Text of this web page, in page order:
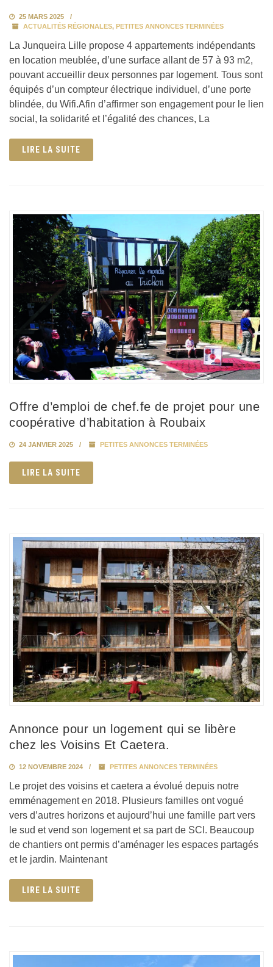
25 MARS 2025
ACTUALITÉS RÉGIONALES, PETITES ANNONCES TERMINÉES
La Junqueira Lille propose 4 appartements indépendants
en location meublée, d’une surface allant de 57 à 93 m2,
pouvant accueillir deux personnes par logement. Tous sont
équipés d’un compteur électrique individuel, d’une porte
blindée, du Wifi.Afin d’affirmer son engagement pour le lien
social, la solidarité et l’égalité des chances, La
LIRE LA SUITE
Offre d’emploi de chef.fe de projet pour une
coopérative d’habitation à Roubaix
24 JANVIER 2025 PETITES ANNONCES TERMINÉES
LIRE LA SUITE
Annonce pour un logement qui se libère
chez les Voisins Et Caetera.
12 NOVEMBRE 2024 PETITES ANNONCES TERMINÉES
Le projet des voisins et caetera a évolué depuis notre
emménagement en 2018. Plusieurs familles ont vogué
vers d’autres horizons et aujourd’hui une famille part vers
le sud et vend son logement et sa part de SCI. Beaucoup
de chantiers ont permis d’aménager les espaces partagés
et le jardin. Maintenant
LIRE LA SUITE